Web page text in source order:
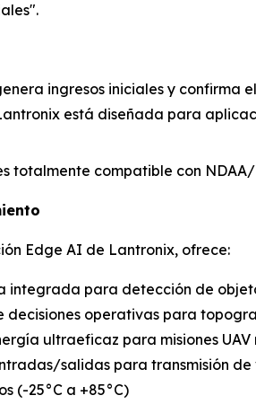
ingresos iniciales y confirma
está diseñada para
totalmente compatible con
Edge AI de Lantronix, ofrece:
integrada para detección de
decisiones operativas para
ultraeficaz para misiones
salidas para transmisión
(-25°C a +85°C)